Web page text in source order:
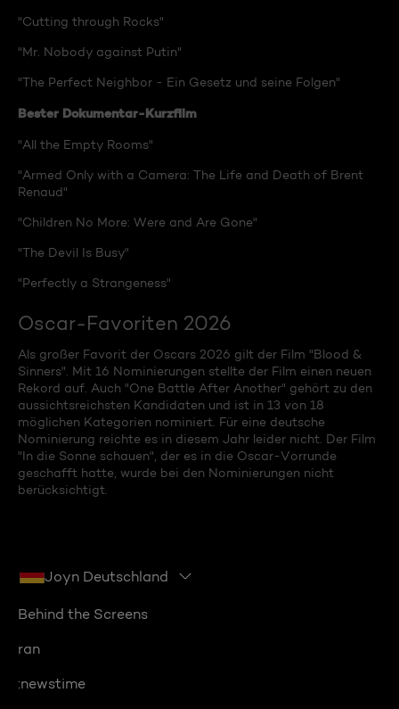
"Cutting through Rocks"
"Mr. Nobody against Putin"
"The Perfect Neighbor - Ein Gesetz und seine Folgen"
Bester Dokumentar-Kurzfilm
"All the Empty Rooms"
"Armed Only with a Camera: The Life and Death of Brent
Renaud"
"Children No More: Were and Are Gone"
"The Devil Is Busy"
"Perfectly a Strangeness"
Oscar-Favoriten 2026
Als großer Favorit der Oscars 2026 gilt der Film "Blood &
Sinners". Mit 16 Nominierungen stellte der Film einen neuen
Rekord auf. Auch "One Battle After Another" gehört zu den
aussichtsreichsten Kandidaten und ist in 13 von 18
möglichen Kategorien nominiert. Für eine deutsche
Nominierung reichte es in diesem Jahr leider nicht. Der Film
"In die Sonne schauen", der es in die Oscar-Vorrunde
geschafft hatte, wurde bei den Nominierungen nicht
berücksichtigt.
Joyn Deutschland
Behind the Screens
ran
:newstime